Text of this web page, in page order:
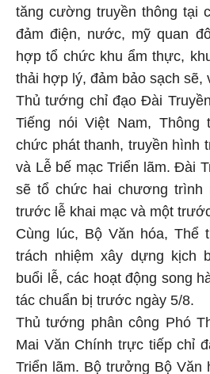
tăng cường truyền thông tại
đảm điện, nước, mỹ quan
hợp tổ chức khu ẩm thực,
thải hợp lý, đảm bảo sạch sẽ,
Thủ tướng chỉ đạo Đài
Tiếng nói Việt Nam,
chức phát thanh, truyền hình
và Lễ bế mạc Triển lãm. Đài
sẽ tổ chức hai chương trình
trước lễ khai mạc và một
Cùng lúc, Bộ Văn hóa, Thể
trách nhiệm xây dựng kịch
buổi lễ, các hoạt động song
tác chuẩn bị trước ngày 5/8.
Thủ tướng phân công Phó
Mai Văn Chính trực tiếp chỉ
Triển lãm. Bộ trưởng Bộ Văn